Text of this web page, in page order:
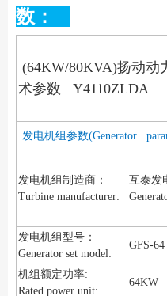
数：
(64KW/80KVA)扬动动
术参数 Y4110ZLDA
发电机组参数(Generator
发电机组制造商：
Turbine manufacturer:
互泰发
发电机组型号：
Generator set model:
GFS-64
机组额定功率:
Rated power unit:
64KW